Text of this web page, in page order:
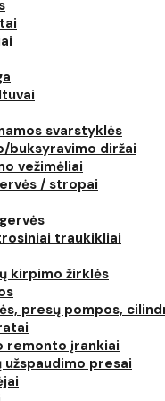
svarstyklės
buksyravimo diržai
vežimėliai
/ stropai
traukikliai
kirpimo žirklės
presų pompos,
remonto įrankiai
presai